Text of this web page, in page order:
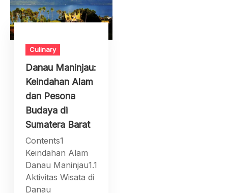
Culinary
Danau Maninjau:
Keindahan Alam
dan Pesona
Budaya di
Sumatera Barat
Contents1
Keindahan Alam
Danau Maninjau1.1
Aktivitas Wisata di
Danau